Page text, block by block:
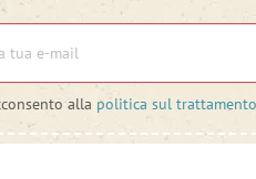
alla politica sul